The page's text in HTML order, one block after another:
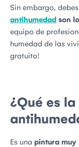
Sin embargo,
antihumedad son
equipo de
humedad de las
gratuito!
¿Qué es
Es una pintura muy